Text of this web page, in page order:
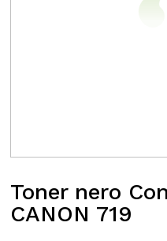
Toner nero
CANON 719